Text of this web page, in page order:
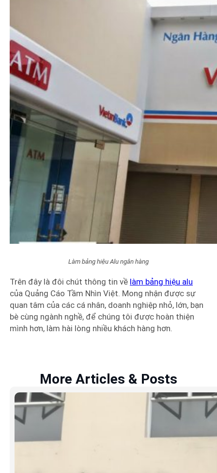
Làm bảng hiệu Alu ngân hàng
Trên đây là đôi chút thông tin về làm bảng hiệu alu
của Quảng Cáo Tầm Nhìn Việt. Mong nhận được sự
quan tâm của các cá nhân, doanh nghiệp nhỏ, lớn, bạn
bè cùng ngành nghề, để chúng tôi được hoàn thiện
mình hơn, làm hài lòng nhiều khách hàng hơn.
More Articles & Posts